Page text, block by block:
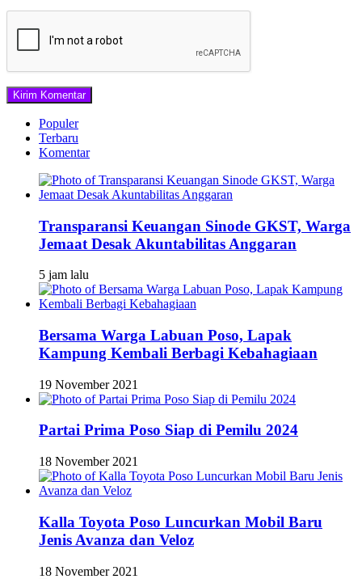
Populer
Terbaru
Komentar
Transparansi Keuangan Sinode GKST, Warga
Jemaat Desak Akuntabilitas Anggaran
5 jam lalu
Bersama Warga Labuan Poso, Lapak
Kampung Kembali Berbagi Kebahagiaan
19 November 2021
Partai Prima Poso Siap di Pemilu 2024
18 November 2021
Kalla Toyota Poso Luncurkan Mobil Baru
Jenis Avanza dan Veloz
18 November 2021